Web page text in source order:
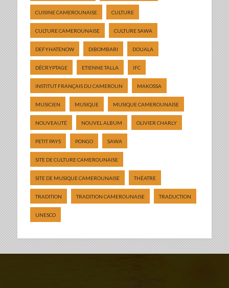
CUISINE CAMEROUNAISE CULTURE
CULTURE CAMEROUNAISE CULTURE SAWA
DEFYHATENOW DIBOMBARI DOUALA
DÉCRYPTAGE ETIENNE TALLA IFC
INSTITUT FRANÇAIS DU CAMEROUN MAKOSSA
MUSICIEN MUSIQUE MUSIQUE CAMEROUNAISE
NOUVEAUTÉ NOUVEL ALBUM OLIVIER CHARLY
PETIT PAYS PONGO SAWA
SITE DE CULTURE CAMEROUNAISE
SITE DE MUSIQUE CAMEROUNAISE THÉATRE
TRADITION TRADITION CAMEROUNAISE TRADUCTION
UNESCO